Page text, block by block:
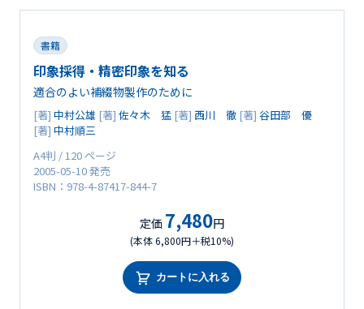
書籍
印象採得・精密印象を知る
適合のよい補綴物製作のために
[著] 中村公雄 [著] 佐々木 猛 [著] 西川 徹 [著] 谷田部 優
[著] 中村順三
A4判 / 120 ページ
2005-05-10 発売
ISBN：978-4-87417-844-7
定価 7,480円
(本体 6,800円＋税10%)
カートに入れる